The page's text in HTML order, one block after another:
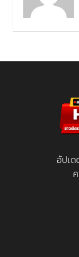
อัปเ